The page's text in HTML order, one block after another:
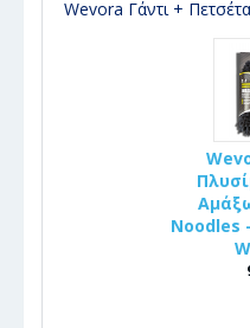
Wevora Γάντι +
Noodles